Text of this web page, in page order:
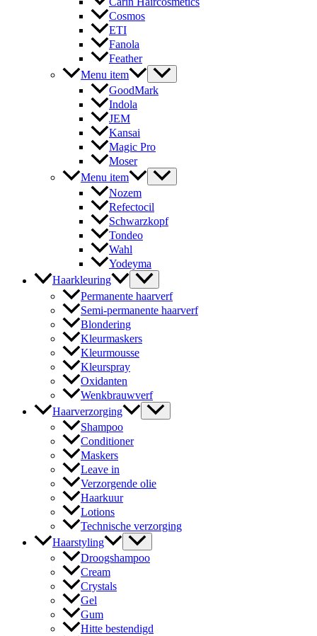
Cosmos
ETI
Fanola
Feather
Menu item
GoodMark
Indola
JEM
Kansai
Magic Pro
Moser
Menu item
Nozem
Refectocil
Schwarzkopf
Tondeo
Wahl
Yodeyma
Haarkleuring
Permanente haarverf
Semi-permanente haarverf
Blondering
Kleurmaskers
Kleurmousse
Kleurspray
Oxidanten
Wenkbrauwverf
Haarverzorging
Shampoo
Conditioner
Maskers
Leave in
Verzorgende olie
Haarkuur
Lotions
Technische verzorging
Haarstyling
Droogshampoo
Cream
Crystals
Gel
Gum
Hitte bestendigd